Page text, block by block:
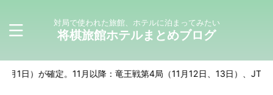
対局で使われた旅館、ホテルに泊まってみたい
将棋旅館ホテルまとめブログ
。11月以降：竜王戦第4局（11月12日、13日）、JT杯決勝（11月